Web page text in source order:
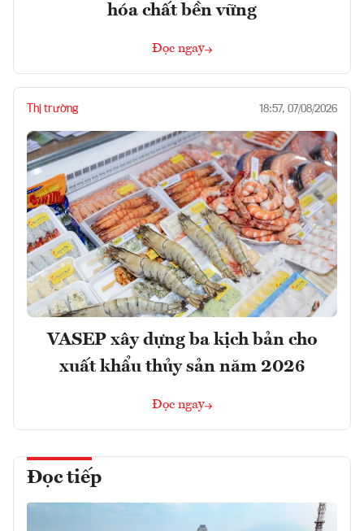
hóa chất bền vững
Đọc ngay
Thị trường 18:57, 07/08/2026
VASEP xây dựng ba kịch bản cho
xuất khẩu thủy sản năm 2026
Đọc ngay
Đọc tiếp